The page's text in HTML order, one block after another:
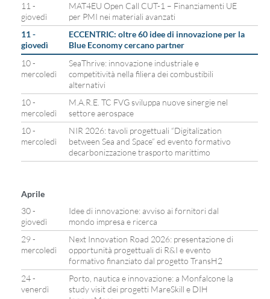
11 -
giovedì
MAT4EU Open Call CUT-1 – Finanziamenti UE
per PMI nei materiali avanzati
11 -
giovedì
ECCENTRIC: oltre 60 idee di innovazione per la
Blue Economy cercano partner
10 -
mercoledì
SeaThrive: innovazione industriale e
competitività nella filiera dei combustibili
alternativi
10 -
mercoledì
M.A.R.E. TC FVG sviluppa nuove sinergie nel
settore aerospace
10 -
mercoledì
NIR 2026: tavoli progettuali “Digitalization
between Sea and Space” ed evento formativo
decarbonizzazione trasporto marittimo
Aprile
30 -
giovedì
Idee di innovazione: avviso ai fornitori dal
mondo impresa e ricerca
29 -
mercoledì
Next Innovation Road 2026: presentazione di
opportunità progettuali di R&I e evento
formativo finanziato dal progetto TransH2
24 -
venerdì
Porto, nautica e innovazione: a Monfalcone la
study visit dei progetti MareSkill e DIH